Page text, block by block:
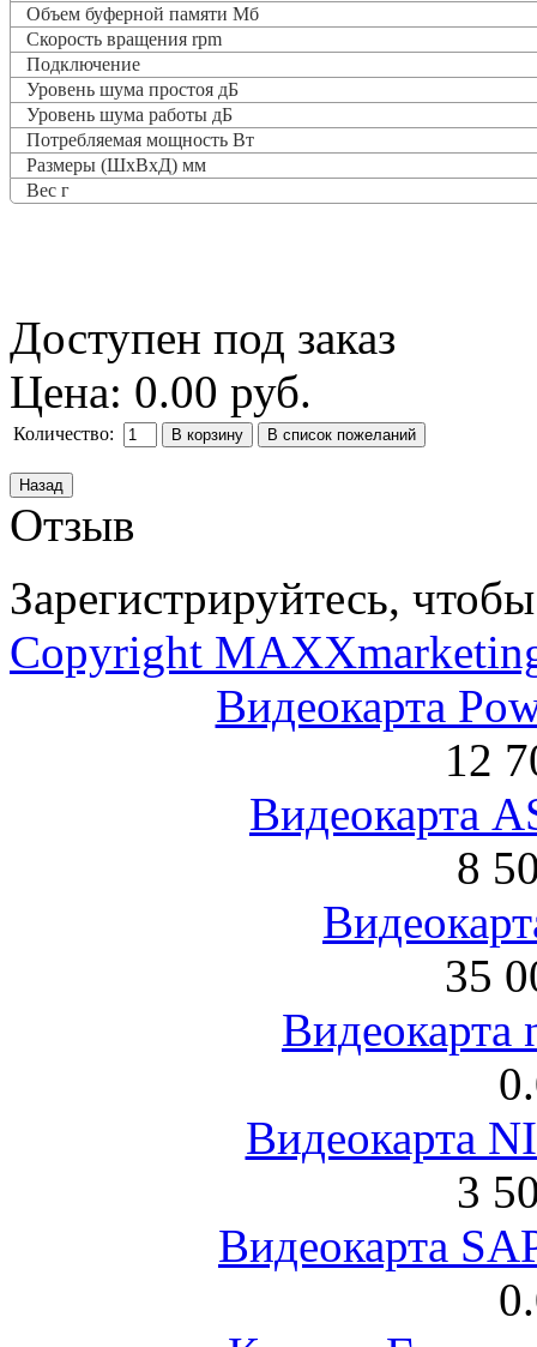
Объем буферной памяти Мб
Скорость вращения rpm
Подключение
Уровень шума простоя дБ
Уровень шума работы дБ
Потребляемая мощность Вт
Размеры (ШхВхД) мм
Вес г
Доступен под заказ
Цена: 0.00 руб.
Количество:
Отзыв
Зарегистрируйтесь,
Copyright
Видеокарта
12
Видеокарта
8
35
Видеокарта
Видеокарта
3
Видеокарта